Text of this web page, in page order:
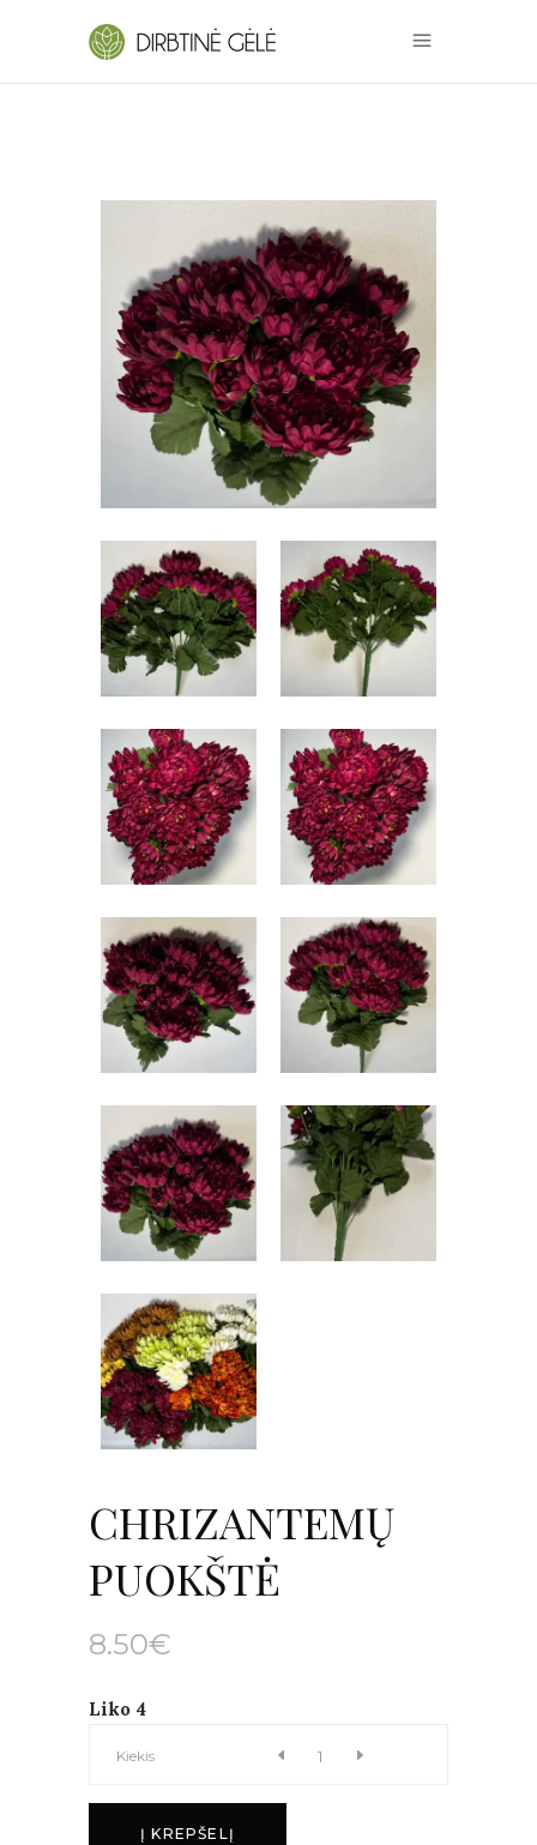
CHRIZANTEMŲ
PUOKŠTĖ
8.50€
Liko 4
CHRIZANTEMŲ
Kiekis
Į KREPŠELĮ